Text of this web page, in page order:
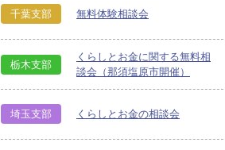
千葉支部 無料体験相談会
栃木支部
くらしとお金に関する無料相
談会（那須塩原市開催）
埼玉支部 くらしとお金の相談会